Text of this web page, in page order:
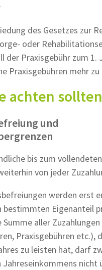
des Gesetzes zur
oder
der Praxisgebühr zum 1.
Praxisgebühren mehr zu
achten sollten
und
bis zum
von jeder
werden erst
bestimmten Eigenanteil
aller
Praxisgebühren etc.),
zu leisten hat, darf
nicht